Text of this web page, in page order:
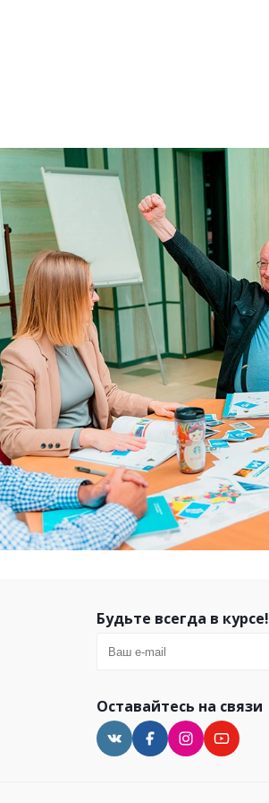
Будьте всегда в курсе!
Оставайтесь на связи